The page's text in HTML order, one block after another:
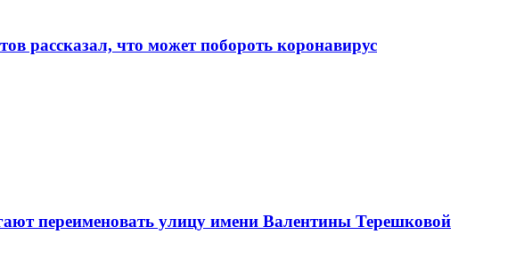
рассказал, что может побороть коронавирус
переименовать улицу имени Валентины Терешковой